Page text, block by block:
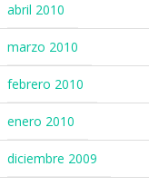
abril 2010
marzo 2010
febrero 2010
enero 2010
diciembre 2009